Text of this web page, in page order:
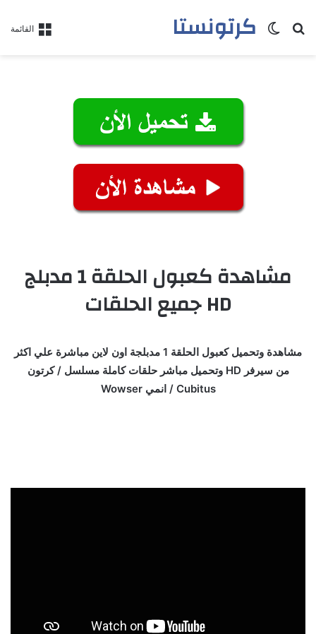
القائمة كرتونستابحث عنالوضع المظلم
مشاهدة كعبول الحلقة 1 مدبلج
HD جميع الحلقات
مشاهدة وتحميل كعبول الحلقة 1 مدبلجة اون لاين مباشرة علي اكثر
من سيرفر HD وتحميل مباشر حلقات كاملة مسلسل / كرتون
Cubitus / انمي Wowser